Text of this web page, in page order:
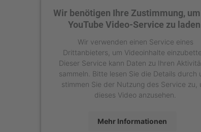
Wir benötigen Ihre Zustimmung,
YouTube Video-Service zu
Wir verwenden einen Service eines
Drittanbieters, um Videoinhalte
Dieser Service kann Daten zu Ihren
sammeln. Bitte lesen Sie die Details durch
stimmen Sie der Nutzung des Service zu,
dieses Video anzusehen.
Mehr Informationen